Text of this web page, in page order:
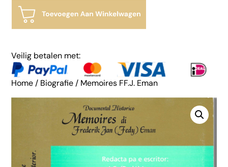
Home/ Biografie/ Memoires FF.J. Eman
Veilig betalen met: